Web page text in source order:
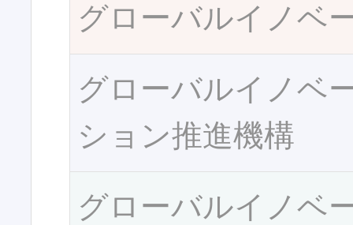
グローバルイノベ
グローバルイノベ
ション推進機構
グローバルイノベ